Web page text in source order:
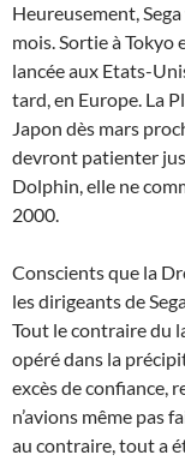
Heureusement,
mois. Sortie à Tokyo
lancée aux Etats-
tard, en Europe. La
Japon dès mars
devront patienter
Dolphin, elle ne
2000.
Conscients que la
les dirigeants de
Tout le contraire du
opéré dans la
excès de confiance,
n’avions même pas
au contraire, tout a